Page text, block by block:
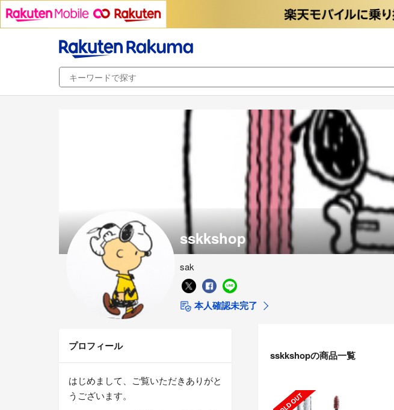
sskkshop
sak
本人確認未完了
sskkshopの商品一覧
プロフィール
はじめまして、ご覧いただきありがと
うございます。